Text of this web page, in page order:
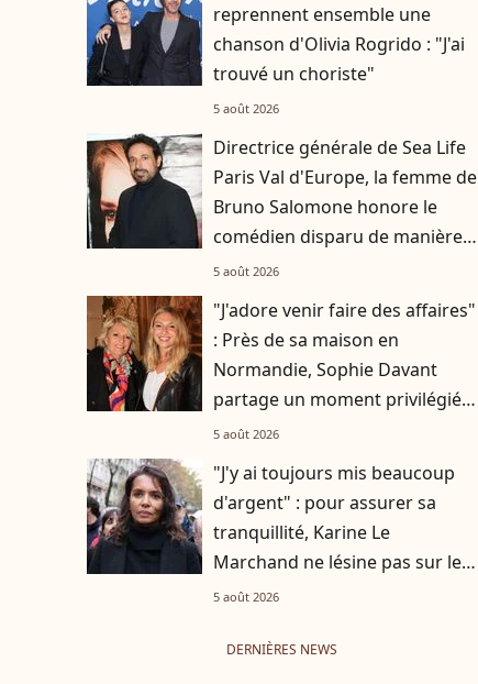
reprennent ensemble une
chanson d'Olivia Rogrido : "J'ai
trouvé un choriste"
5 août 2026
Directrice générale de Sea Life
Paris Val d'Europe, la femme de
Bruno Salomone honore le
comédien disparu de manière
originale
5 août 2026
"J'adore venir faire des affaires"
: Près de sa maison en
Normandie, Sophie Davant
partage un moment privilégié
avec sa fille Valentine au
5 août 2026
"J'y ai toujours mis beaucoup
d'argent" : pour assurer sa
tranquillité, Karine Le
Marchand ne lésine pas sur les
moyens
5 août 2026
DERNIÈRES NEWS